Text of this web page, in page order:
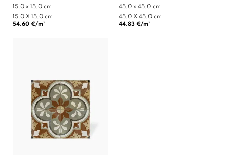
15.0 x 15.0 cm
15.0 X 15.0 cm
54.60 €/m²
45.0 x 45.0 cm
45.0 X 45.0 cm
44.83 €/m²